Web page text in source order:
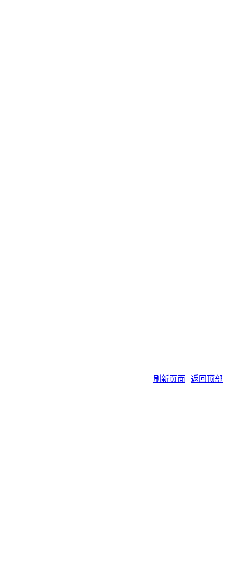
刷新页面 返回顶部